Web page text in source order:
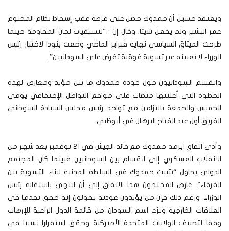
ويعتقد حسين أن حمدوك حصل على فرصة عقب إسقاط نظام المخلوع
عمر البشير ولم يفعل شيئا. وقال إن : “تنسيقيات لجان المقاومة حينما
طرحت الميثاق السياسي نهاية فبراير الماضي وضعت بنودا لاختيار رئيس
الوزراء لا تعيينه عبر تسوية فوقية تفرض على السودانيين”.
وانقسم السودانيون حول عودة حمدوك ما بين مؤيد ومعارض لهذه
الخطوة التي أعلنتها منصات على مواقع التواصل الإجتماعي يومي
الخميس والجمعة بالتزامن مع تواجد رئيس مجلس السيادة السوداني
الفريق أول عبد الفتاح البرهان في أبوظبي.
وأدى اتفاق ابرمه حمدوك مع قائد الجيش في 21 نوفمبر بعد شهر من
الانقلاب العسكري إلى انقسام بين السودانيين فبينما كان المجتمع
الدولي يحاول “تثبيت حمدوك في السلطة المدنية لبناء التسوية بين
الفرقاء”. عارض المحتجون هذا الاتفاق إلى أن انتهى باستقالة رئيس
الوزراء. ورغم ذلك فإن من يؤيدون عودته يقولون إنه حقق تقدما في
العلاقات الخارجية ونزع اسم السودان من قائمة الدول الراعية للإرهاب
وفقا لتصنيف الولايات المتحدة الأميركية وحقق استقرارا نسبيا في